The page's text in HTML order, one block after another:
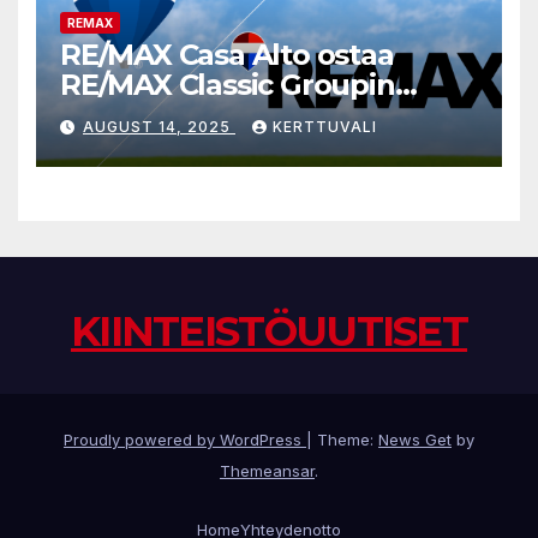
REMAX
RE/MAX Casa Alto ostaa
RE/MAX Classic Groupin
liiketoiminnan
AUGUST 14, 2025 KERTTUVALI
KIINTEISTÖUUTISET
Proudly powered by WordPress Theme: News Get by
Themeansar.
HomeYhteydenotto